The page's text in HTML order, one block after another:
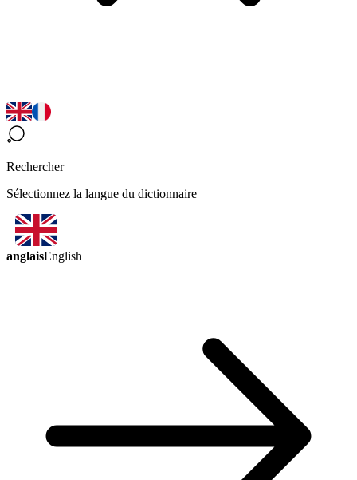
Rechercher
Sélectionnez la langue du dictionnaire
anglaisEnglish